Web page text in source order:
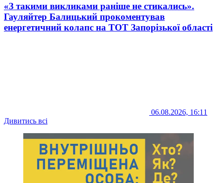
«З такими викликами раніше не стикались».
Гауляйтер Балицький прокоментував
енергетичний колапс на ТОТ Запорізької області
06.08.2026, 16:11
Дивитись всі